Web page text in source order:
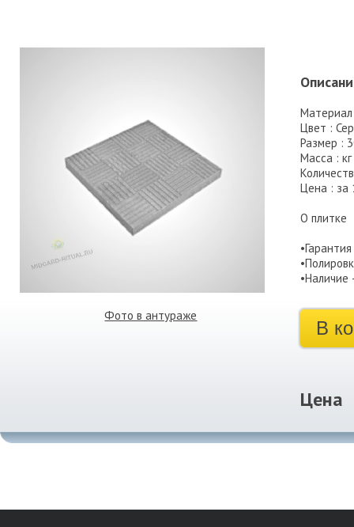
Фото в антураже
Цвет :
Размер :
Масса : кг
Цена : за
О плитке
В
Цена